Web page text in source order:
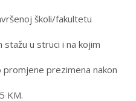
školi/fakultetu
u struci i na kojim
prezimena nakon
KM.